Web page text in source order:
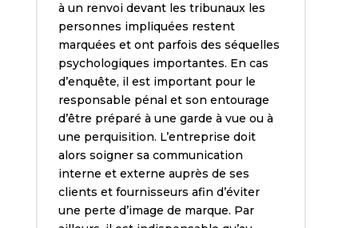
à un renvoi devant les tribunaux les
personnes impliquées restent
marquées et ont parfois des séquelles
psychologiques importantes. En cas
d’enquête, il est important pour le
responsable pénal et son entourage
d’être préparé à une garde à vue ou à
une perquisition. L’entreprise doit
alors soigner sa communication
interne et externe auprès de ses
clients et fournisseurs afin d’éviter
une perte d’image de marque. Par